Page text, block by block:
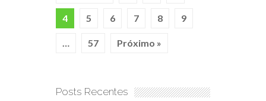
4 5 6 7 8 9
57 Próximo »
Posts Recentes